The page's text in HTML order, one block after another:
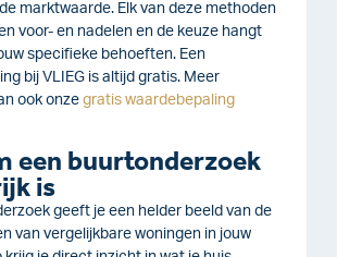
marktwaarde. Elk van deze methoden
voor- en nadelen en de keuze hangt
specifieke behoeften. Een
bij VLIEG is altijd gratis. Meer
ook onze gratis waardebepaling
een buurtonderzoek
is
geeft je een helder beeld van de
van vergelijkbare woningen in jouw